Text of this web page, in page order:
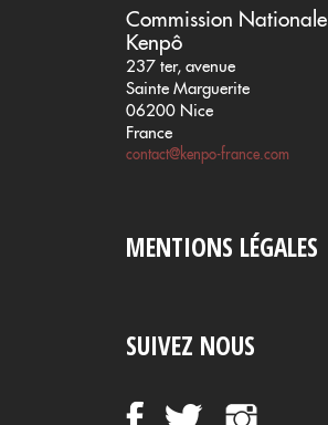
Commission Nationale
Kenpô
237 ter, avenue
Sainte Marguerite
06200 Nice
France
contact@kenpo-france.com
MENTIONS LÉGALES
SUIVEZ NOUS